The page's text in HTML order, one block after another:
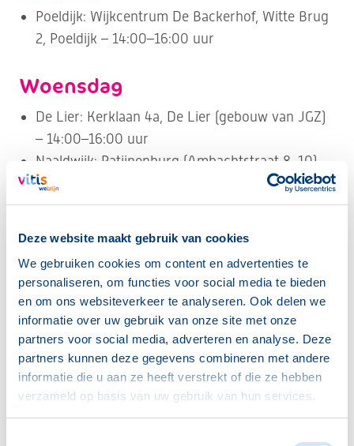
Deze website maakt gebruik van cookies
We gebruiken cookies om content en advertenties te
personaliseren, om functies voor social media te bieden
en om ons websiteverkeer te analyseren. Ook delen we
informatie over uw gebruik van onze site met onze
partners voor social media, adverteren en analyse. Deze
partners kunnen deze gegevens combineren met andere
informatie die u aan ze heeft verstrekt of die ze hebben
verzameld op basis van uw gebruik van hun services.
Poeldijk: Wijkcentrum De Backerhof, Witte Brug
2, Poeldijk – 14:00–16:00 uur
Woensdag
De Lier: Kerklaan 4a, De Lier (gebouw van JGZ)
– 14:00–16:00 uur
Naaldwijk: Patijnenburg (Ambachtstraat 8–10),
Naaldwijk – 10:00–12:00 uur
’s‑Gravenzande: Bibliotheek, Zandeveltplein 26,
Wateringen: Bibliotheek, Dorpskade 3,
Wateringen – 10:00–12:00 uur
Donderdag
Naaldwijk: Patijnenburg (Ambachtstraat 8–10),
Naaldwijk – 10:00–12:00 uur
’s‑Gravenzande: Bibliotheek, Zandeveltplein 26,
’s‑Gravenzande – 10:00 - 12:00 uur